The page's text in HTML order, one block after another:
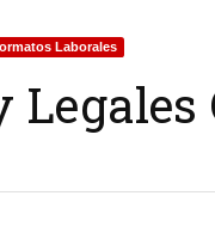
Laborales